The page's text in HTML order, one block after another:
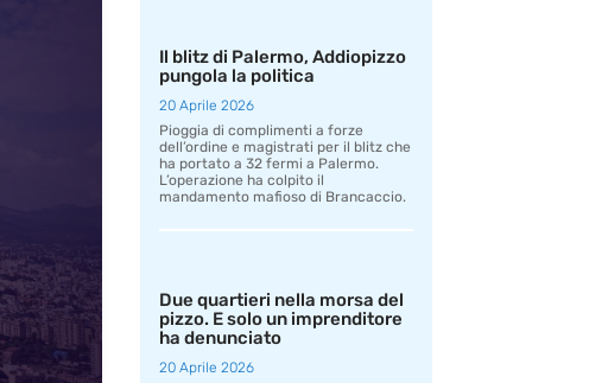
Il blitz di Palermo, Addiopizzo
pungola la politica
20 Aprile 2026
Pioggia di complimenti a forze
dell’ordine e magistrati per il blitz che
ha portato a 32 fermi a Palermo.
L’operazione ha colpito il
mandamento mafioso di Brancaccio.
Due quartieri nella morsa del
pizzo. E solo un imprenditore
ha denunciato
20 Aprile 2026